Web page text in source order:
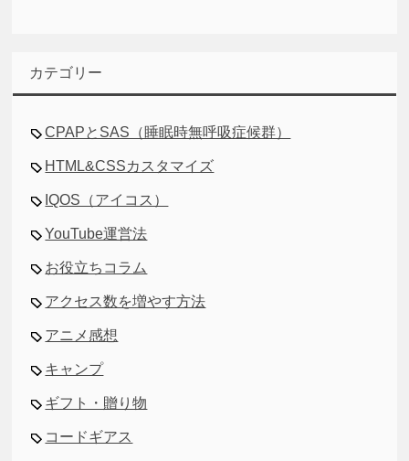
カテゴリー
CPAPとSAS（睡眠時無呼吸症候群）
HTML&CSSカスタマイズ
IQOS（アイコス）
YouTube運営法
お役立ちコラム
アクセス数を増やす方法
アニメ感想
キャンプ
ギフト・贈り物
コードギアス